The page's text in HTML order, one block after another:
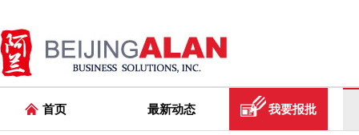
首页 最新动态 我要报批